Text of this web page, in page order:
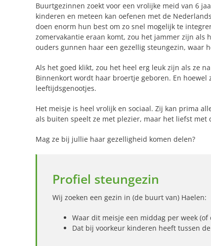
Buurtgezinnen zoekt voor een vrolijke meid van 6
kinderen en meteen kan oefenen met de
doen enorm hun best om zo snel mogelijk te
zomervakantie eraan komt, zou het jammer zijn als
ouders gunnen haar een gezellig steungezin, waar
Als het goed klikt, zou het heel erg leuk zijn als ze
Binnenkort wordt haar broertje geboren. En
leeftijdsgenootjes.
Het meisje is heel vrolijk en sociaal. Zij kan prima
als buiten speelt ze met plezier, maar het liefst
Mag ze bij jullie haar gezelligheid komen delen?
Profiel steungezin
Wij zoeken een gezin in (de buurt van) Haelen:
Waar dit meisje een middag per week (of
Dat bij voorkeur kinderen heeft tussen